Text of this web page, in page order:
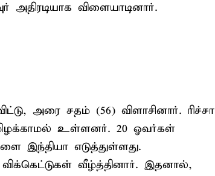
விளையாடினார்.
அரை சதம் (56) விளாசினார். ரிச்சா
உள்ளனர். 20 ஓவர்கள்
இந்தியா எடுத்துள்ளது.
வீழ்த்தினார். இதனால்,